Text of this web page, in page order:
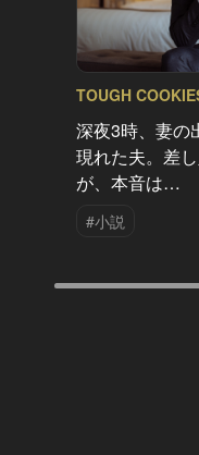
TOUGH
深夜3時、妻の
現れた夫。差
が、本音は…
#小説